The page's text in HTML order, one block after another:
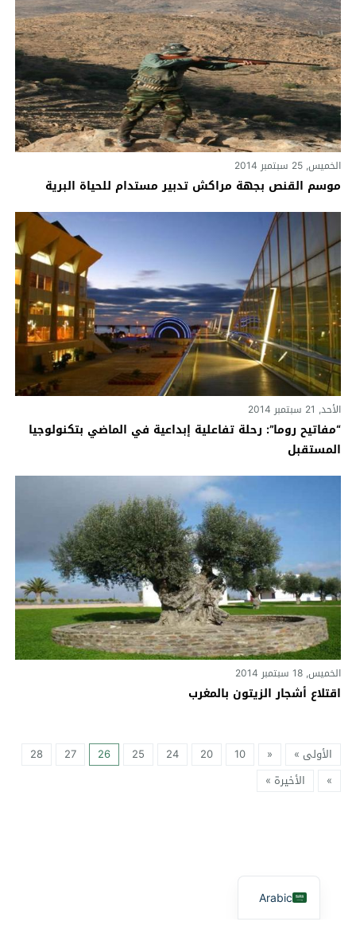
الخميس, 25 سبتمبر 2014
موسم القنص بجهة مراكش تدبير مستدام للحياة البرية
الأحد, 21 سبتمبر 2014
“مفاتيح روما”: رحلة تفاعلية إبداعية في الماضي بتكنولوجيا
المستقبل
الخميس, 18 سبتمبر 2014
اقتلاع أشجار الزيتون بالمغرب
الأولى » «
10
20
24
25
26
27
28
»
الأخيرة »
Arabic